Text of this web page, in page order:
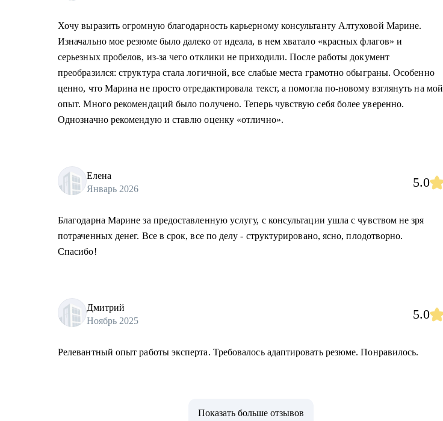
Хочу выразить огромную благодарность карьерному консультанту Алтуховой Марине.
Изначально мое резюме было далеко от идеала, в нем хватало «красных флагов» и
серьезных пробелов, из-за чего отклики не приходили. После работы документ
преобразился: структура стала логичной, все слабые места грамотно обыграны. Особенно
ценно, что Марина не просто отредактировала текст, а помогла по-новому взглянуть на мой
опыт. Много рекомендаций было получено. Теперь чувствую себя более уверенно.
Однозначно рекомендую и ставлю оценку «отлично».
Елена
Январь 2026
5.0
Благодарна Марине за предоставленную услугу, с консультации ушла с чувством не зря
потраченных денег. Все в срок, все по делу - структурировано, ясно, плодотворно.
Спасибо!
Дмитрий
Ноябрь 2025
5.0
Релевантный опыт работы эксперта. Требовалось адаптировать резюме. Понравилось.
Показать больше отзывов